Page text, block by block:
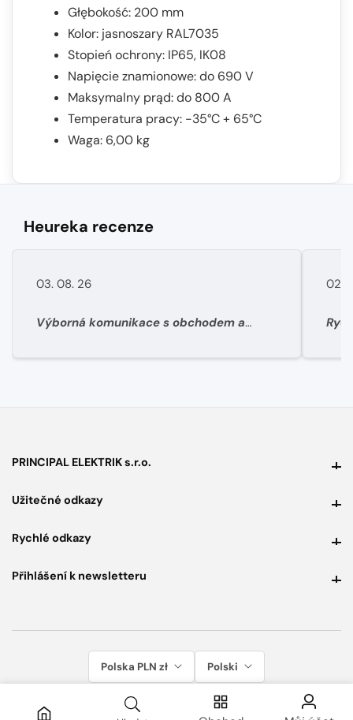
Głębokość: 200 mm
Kolor: jasnoszary RAL7035
Stopień ochrony: IP65, IK08
Napięcie znamionowe: do 690 V
Maksymalny prąd: do 800 A
Temperatura pracy: -35°C + 65°C
Waga: 6,00 kg
Heureka recenze
03. 08. 26
Výborná komunikace s obchodem a
02.
PRINCIPAL ELEKTRIK s.r.o.PRINCIPAL ELEKTRIK s.r.o.
Užitečné odkazy
Rychlé odkazy
Přihlášení k newsletteruPřihlášení k newsletteru
Polska PLN zł Polski